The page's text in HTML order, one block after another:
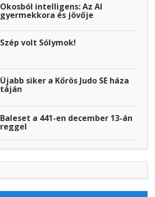
Okosból intelligens: Az AI
gyermekkora és jövője
Szép volt Sólymok!
Újabb siker a Kőrös Judo SE háza
táján
Baleset a 441-en december 13-án
reggel